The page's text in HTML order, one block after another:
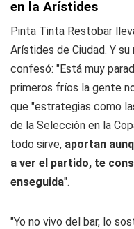
en la Arístides
Pinta Tinta Restobar
Arístides de Ciudad. Y
confesó: "Está muy
primeros fríos la gente
que "estrategias como
de la Selección en la
todo sirve, aportan
a ver el partido, te
enseguida".
"Yo no vivo del bar, lo